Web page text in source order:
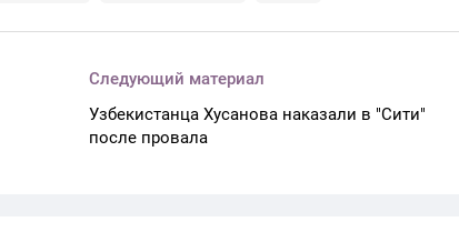
Следующий материал
Узбекистанца Хусанова наказали в "Сити"
после провала